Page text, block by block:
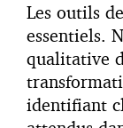
Les outils
essentiels.
qualitative
identifiant